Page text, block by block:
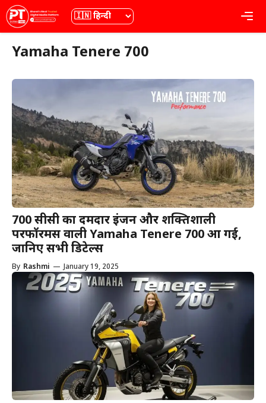
Skip
to
content
भाषा
Yamaha Tenere 700
700 सीसी का दमदार इंजन और शक्तिशाली
परफॉरमेंस वाली Yamaha Tenere 700 आ गई,
जानिए सभी डिटेल्स
By Rashmi — January 19, 2025